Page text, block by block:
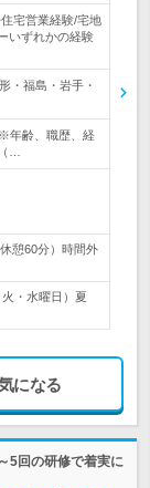
宅営業経験/宅地
いずれかの経験
・福島・岩手・
年齢、職歴、経
…
憩60分）時間外
・水曜日）夏
になる
5回の研修で着実に